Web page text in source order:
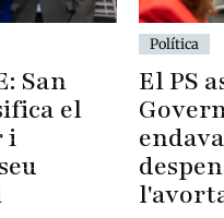
San
el
i
Política
El PS